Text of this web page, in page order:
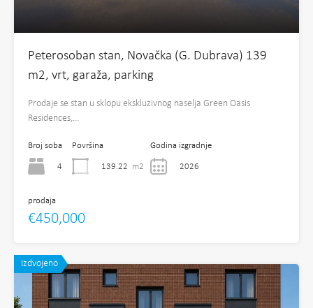
Peterosoban stan, Novačka (G. Dubrava) 139
m2, vrt, garaža, parking
Prodaje se stan u sklopu ekskluzivnog naselja Green Oasis
Residences,…
Broj soba
4
Površina
139.22 m2
Godina izgradnje
2026
prodaja
€450,000
Izdvojeno